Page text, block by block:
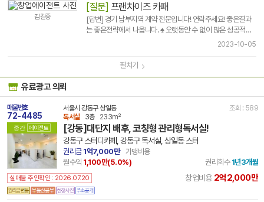
김길중
[질문] 프랜차이즈 카패
[답변] 경기 남부지역 계약 전문입니다! 연락주세요! 좋은결과
는 좋은전략에서 나옵니다. ♠ 오랫동안 수 없이 많은 성공적인
계약을 써왔습니다 ^^ ♠ 점포라인에서 10년 넘게 안정적으로
2023-10-05
펼치기
유료광고 의뢰
매물번호
72-4485
중간 에이전트
서울시 강동구 상일동
조회 : 589
독서실
3층 233m²
[강동]대단지 배후, 코칭형 관리형독서실!
강동구 스터디카페, 강동구 독서실, 상일동 스터
권리금1억7,000만
가맹비용
월수익 1,100만(5.0%) 권리회수 1년3개월
실매물 주인확인 : 2026.07.20 창업비용 2억2,000만